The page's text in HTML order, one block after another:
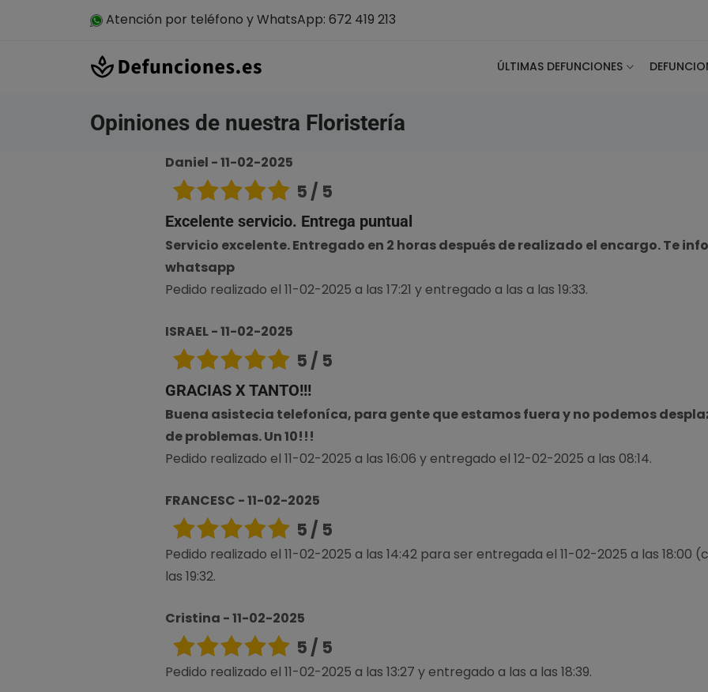
Atención por teléfono y WhatsApp: 672 419 213
ÚLTIMAS DEFUNCIONES
Opiniones de nuestra Floristería
Daniel - 11-02-2025
5 / 5
Excelente servicio. Entrega puntual
Servicio excelente. Entregado en 2 horas después de realizado el encargo. Te
whatsapp
Pedido realizado el 11-02-2025 a las 17:21 y entregado a las a las 19:33.
ISRAEL - 11-02-2025
5 / 5
GRACIAS X TANTO!!!
Buena asistecia telefoníca, para gente que estamos fuera y no podemos
de problemas. Un 10!!!
Pedido realizado el 11-02-2025 a las 16:06 y entregado el 12-02-2025 a las 08:14.
FRANCESC - 11-02-2025
5 / 5
Pedido realizado el 11-02-2025 a las 14:42 para ser entregada el 11-02-2025 a las
las 19:32.
Cristina - 11-02-2025
5 / 5
Pedido realizado el 11-02-2025 a las 13:27 y entregado a las a las 18:39.